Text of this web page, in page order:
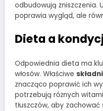
odbudowują zniszczenia.
poprawia wygląd, ale
Dieta a
Odpowiednia dieta ma
włosów. Właściwe
znacząco poprawić ich
potrzebują różnych
tłuszczów, aby zachować